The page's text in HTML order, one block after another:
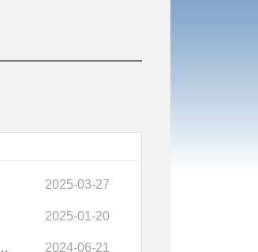
2025-03-27
2025-01-20
2024-06-21